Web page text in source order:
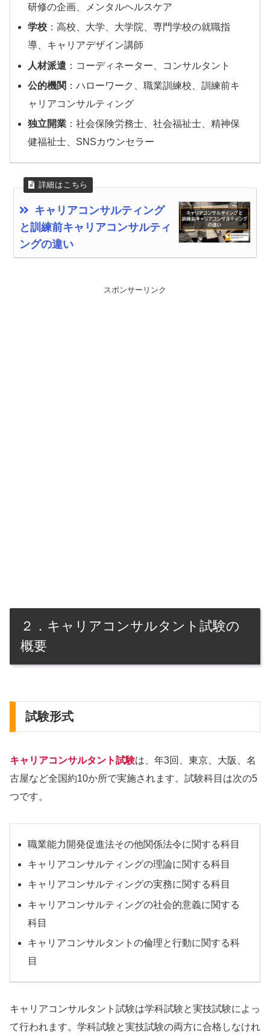
研修の企画、メンタルヘルスケア
学校 ：高校、大学、大学院、専門学校の就職指
導、キャリアデザイン講師
人材派遣 ：コーディネーター、コンサルタント
公的機関 ：ハローワーク、職業訓練校、訓練前キ
ャリアコンサルティング
独立開業 ：社会保険労務士、社会福祉士、精神保
健福祉士、SNSカウンセラー
キャリアコンサルティング
と訓練前キャリアコンサルティ
ングの違い
スポンサーリンク
２．キャリアコンサルタント試験の
概要
試験形式
キャリアコンサルタント試験は、年3回、東京、大阪、名
古屋など全国約10か所で実施されます。試験科目は次の5
つです。
職業能力開発促進法その他関係法令に関する科目
キャリアコンサルティングの理論に関する科目
キャリアコンサルティングの実務に関する科目
キャリアコンサルティングの社会的意義に関する
科目
キャリアコンサルタントの倫理と行動に関する科
目
キャリアコンサルタント試験は学科試験と実技試験によっ
て行われます。学科試験と実技試験の両方に合格しなけれ